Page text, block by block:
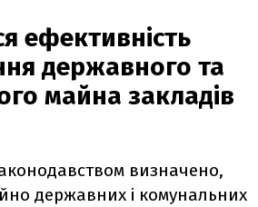
ефективність
державного та
майна закладів
визначено,
державних і комунальних